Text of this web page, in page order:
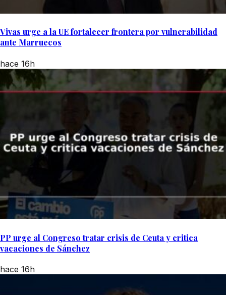
Vivas urge a la UE fortalecer frontera por vulnerabilidad
ante Marruecos
hace 16h
PP urge al Congreso tratar crisis de Ceuta y critica
vacaciones de Sánchez
hace 16h